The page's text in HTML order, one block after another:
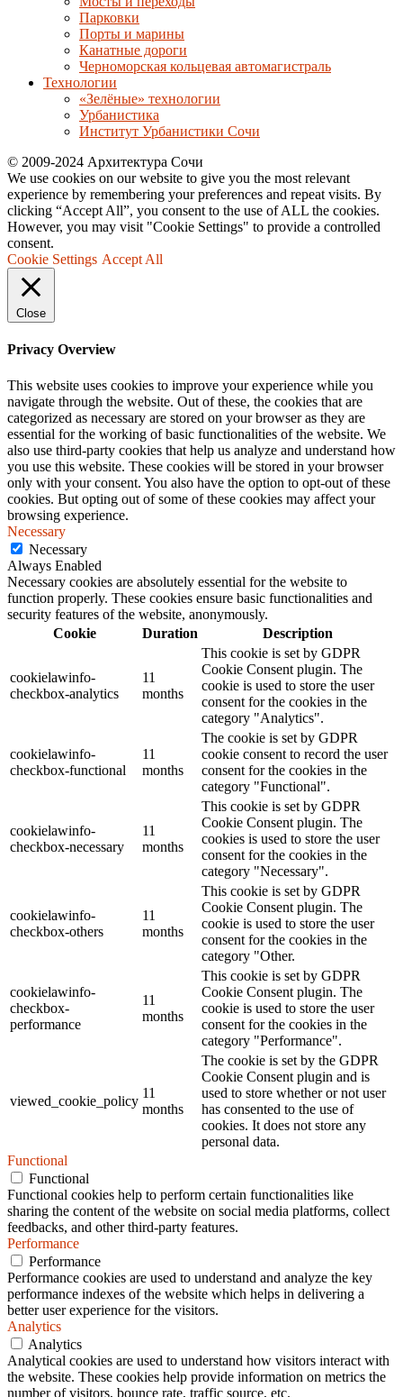
Парковки
Порты и марины
Канатные дороги
Черноморская кольцевая автомагистраль
Технологии
«Зелёные» технологии
Урбанистика
Институт Урбанистики Сочи
© 2009-2024 Архитектура Сочи
We use cookies on our website to give you the most relevant
experience by remembering your preferences and repeat visits. By
clicking “Accept All”, you consent to the use of ALL the cookies.
However, you may visit "Cookie Settings" to provide a controlled
consent.
Cookie Settings Accept All
Close
Privacy Overview
This website uses cookies to improve your experience while you
navigate through the website. Out of these, the cookies that are
categorized as necessary are stored on your browser as they are
essential for the working of basic functionalities of the website. We
also use third-party cookies that help us analyze and understand how
you use this website. These cookies will be stored in your browser
only with your consent. You also have the option to opt-out of these
cookies. But opting out of some of these cookies may affect your
browsing experience.
Necessary
Necessary
Always Enabled
Necessary cookies are absolutely essential for the website to
function properly. These cookies ensure basic functionalities and
security features of the website, anonymously.
Cookie
Duration Description
cookielawinfo-
checkbox-analytics
11
months
This cookie is set by GDPR
Cookie Consent plugin. The
cookie is used to store the user
consent for the cookies in the
category "Analytics".
cookielawinfo-
checkbox-functional
11
months
The cookie is set by GDPR
cookie consent to record the user
consent for the cookies in the
category "Functional".
cookielawinfo-
checkbox-necessary
11
months
This cookie is set by GDPR
Cookie Consent plugin. The
cookies is used to store the user
consent for the cookies in the
category "Necessary".
cookielawinfo-
checkbox-others
11
months
This cookie is set by GDPR
Cookie Consent plugin. The
cookie is used to store the user
consent for the cookies in the
category "Other.
cookielawinfo-
checkbox-
performance
11
months
This cookie is set by GDPR
Cookie Consent plugin. The
cookie is used to store the user
consent for the cookies in the
category "Performance".
viewed_cookie_policy
11
months
The cookie is set by the GDPR
Cookie Consent plugin and is
used to store whether or not user
has consented to the use of
cookies. It does not store any
personal data.
Functional
Functional
Functional cookies help to perform certain functionalities like
sharing the content of the website on social media platforms, collect
feedbacks, and other third-party features.
Performance
Performance
Performance cookies are used to understand and analyze the key
performance indexes of the website which helps in delivering a
better user experience for the visitors.
Analytics
Analytics
Analytical cookies are used to understand how visitors interact with
the website. These cookies help provide information on metrics the
number of visitors, bounce rate, traffic source, etc.